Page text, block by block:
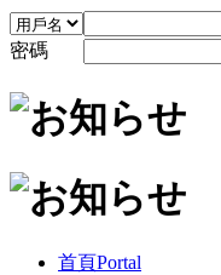
密碼
首頁Portal